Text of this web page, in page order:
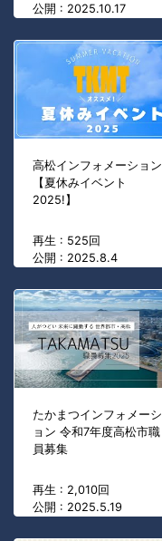
公開 : 2025.10.17
高松インフォメーション
【夏休みイベント
2025!】
再生 : 525回
公開 : 2025.8.4
たかまつインフォメーシ
ョン 令和7年度高松市職
員募集
再生 : 2,010回
公開 : 2025.5.19